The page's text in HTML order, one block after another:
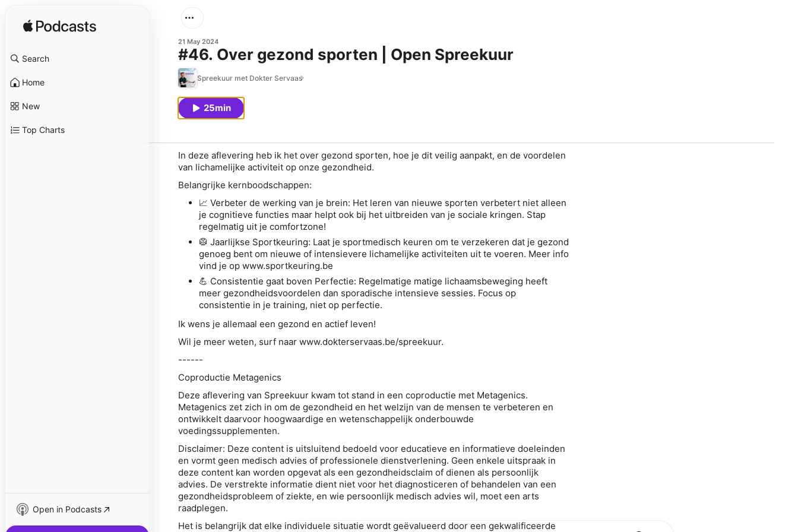
Search
Home
New
Top Charts
Open in Podcasts
21 May 2024
#46. Over gezond sporten | Open Spreekuur
Spreekuur met Dokter Servaas
25min
In deze aflevering heb ik het over gezond sporten, hoe je dit veilig aanpakt, en de voordelen
van lichamelijke activiteit op onze gezondheid.
Belangrijke kernboodschappen:
📈Verbeter de werking van je brein: Het leren van nieuwe sporten verbetert niet alleen
je cognitieve functies maar helpt ook bij het uitbreiden van je sociale kringen. Stap
regelmatig uit je comfortzone!
🥼Jaarlijkse Sportkeuring: Laat je sportmedisch keuren om te verzekeren dat je gezond
genoeg bent om nieuwe of intensievere lichamelijke activiteiten uit te voeren. Meer info
vind je op www.sportkeuring.be
💪 Consistentie gaat boven Perfectie: Regelmatige matige lichaamsbeweging heeft
meer gezondheidsvoordelen dan sporadische intensieve sessies. Focus op
consistentie in je training, niet op perfectie.
Ik wens je allemaal een gezond en actief leven!
Wil je meer weten, surf naar www.dokterservaas.be/spreekuur.
------
Coproductie Metagenics
Deze aflevering van Spreekuur kwam tot stand in een coproductie met Metagenics.
Metagenics zet zich in om de gezondheid en het welzijn van de mensen te verbeteren en
ontwikkelt daarvoor hoogwaardige en wetenschappelijk onderbouwde
voedingssupplementen.
Disclaimer: Deze content is uitsluitend bedoeld voor educatieve en informatieve doeleinden
en vormt geen medisch advies of professionele dienstverlening. Geen enkele uitspraak in
deze content kan worden opgevat als een gezondheidsclaim of dienen als persoonlijk
advies. De verstrekte informatie dient niet voor het diagnosticeren of behandelen van een
gezondheidsprobleem of ziekte, en wie persoonlijk medisch advies wil, moet een arts
raadplegen.
Het is belangrijk dat elke individuele situatie wordt geëvalueerd door een gekwalificeerde